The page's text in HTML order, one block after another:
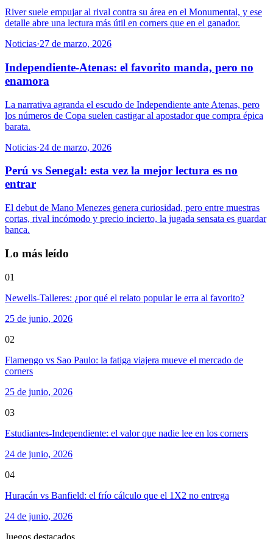
River suele empujar al rival contra su área en el Monumental, y ese
detalle abre una lectura más útil en corners que en el ganador.
Noticias·27 de marzo, 2026
Independiente-Atenas: el favorito manda, pero no
enamora
La narrativa agranda el escudo de Independiente ante Atenas, pero
los números de Copa suelen castigar al apostador que compra épica
barata.
Noticias·24 de marzo, 2026
Perú vs Senegal: esta vez la mejor lectura es no
entrar
El debut de Mano Menezes genera curiosidad, pero entre muestras
cortas, rival incómodo y precio incierto, la jugada sensata es guardar
banca.
Lo más leído
01
Newells-Talleres: ¿por qué el relato popular le erra al favorito?
25 de junio, 2026
02
Flamengo vs Sao Paulo: la fatiga viajera mueve el mercado de
corners
25 de junio, 2026
03
Estudiantes-Independiente: el valor que nadie lee en los corners
24 de junio, 2026
04
Huracán vs Banfield: el frío cálculo que el 1X2 no entrega
24 de junio, 2026
Juegos destacados